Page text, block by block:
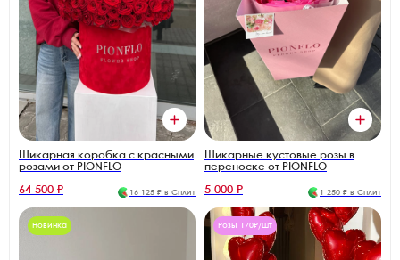
Шикарная коробка с красными
розами от PIONFLO
64 500 ₽ 16 125 ₽ в Сплит
Шикарные кустовые розы в
переноске от PIONFLO
5 000 ₽ 1 250 ₽ в Сплит
Новинка Розы 170₽/шт